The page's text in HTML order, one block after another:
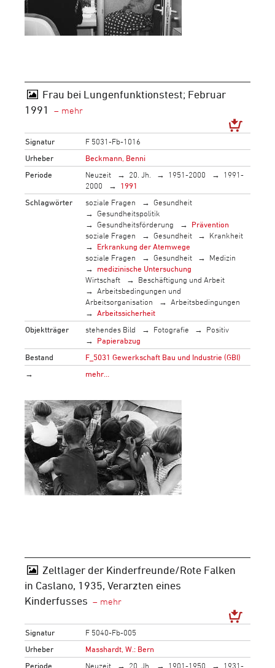
Frau bei Lungenfunktionstest; Februar
1991
Signatur
F 5031-Fb-1016
Urheber
Beckmann, Benni
Periode
Neuzeit 20. Jh. 1951-2000
1991-
2000
1991
Schlagwörter
soziale Fragen
Gesundheit
Gesundheitspolitik
Gesundheitsförderung
Prävention
soziale Fragen
Gesundheit
Krankheit
Erkrankung der Atemwege
soziale Fragen
Gesundheit
Medizin
medizinische Untersuchung
Wirtschaft
Beschäftigung und Arbeit
Arbeitsbedingungen und
Arbeitsorganisation
Arbeitsbedingungen
Arbeitssicherheit
Objektträger
stehendes Bild Fotografie
Positiv
Papierabzug
Bestand
F_5031 Gewerkschaft Bau und Industrie (GBI)
→
mehr…
Zeltlager der Kinderfreunde/Rote Falken
in Caslano, 1935, Verarzten eines
Kinderfusses
Signatur
F 5040-Fb-005
Urheber
Masshardt, W.: Bern
Periode
Neuzeit 20. Jh. 1901-1950 1931-